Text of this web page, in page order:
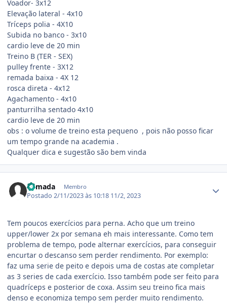
Voador- 3x12
Elevação lateral - 4x10
Tríceps polia - 4X10
Subida no banco - 3x10
cardio leve de 20 min
Treino B (TER - SEX)
pulley frente - 3X12
remada baixa - 4X 12
rosca direta - 4x12
Agachamento - 4x10
panturrilha sentado 4x10
cardio leve de 20 min
obs : o volume de treino esta pequeno , pois não posso ficar
um tempo grande na academia .
Qualquer dica e sugestão são bem vinda
Remada Membro
Postado2/11/2023 às 10:18 11/2, 2023
Tem poucos exercícios para perna. Acho que um treino
upper/lower 2x por semana eh mais interessante. Como tem
problema de tempo, pode alternar exercícios, para conseguir
encurtar o descanso sem perder rendimento. Por exemplo:
faz uma serie de peito e depois uma de costas ate completar
as 3 series de cada exercício. Isso também pode ser feito para
quadríceps e posterior de coxa. Assim seu treino fica mais
denso e economiza tempo sem perder muito rendimento.